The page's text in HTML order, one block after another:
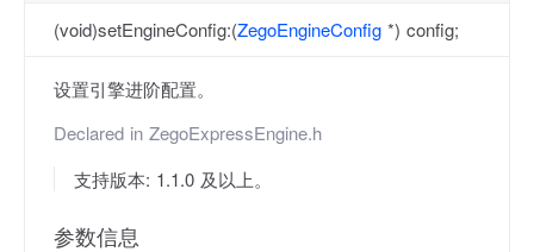
(void)setEngineConfig:(ZegoEngineConfig *) config;
设置引擎进阶配置。
Declared in ZegoExpressEngine.h
支持版本: 1.1.0 及以上。
参数信息